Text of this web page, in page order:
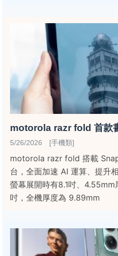
motorola razr fold 首款
5/26/2026 [手機類]
motorola razr fold 搭載
台，全面加速 AI 運算、提升
螢幕展開時有8.1吋、
吋，全機厚度為 9.89mm